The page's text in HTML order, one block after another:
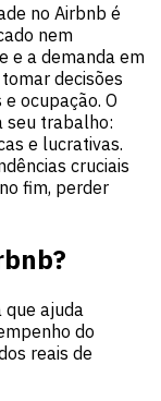
no Airbnb é
nem
e a demanda em
decisões
ocupação. O
seu trabalho:
e lucrativas.
cruciais
fim, perder
ajuda
do
reais de